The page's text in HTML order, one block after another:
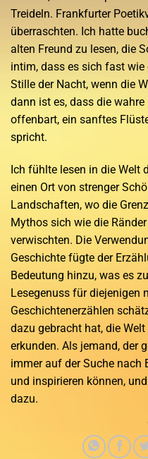
Treideln. Frankfurter
überraschten. Ich hatte
alten Freund zu lesen, die
intim, dass es sich fast
Stille der Nacht, wenn die
dann ist es, dass die
offenbart, ein sanftes
spricht.
Ich fühlte lesen in die Welt
einen Ort von strenger
Landschaften, wo die
Mythos sich wie die
verwischten. Die
Geschichte fügte der
Bedeutung hinzu, was es
Lesegenuss für diejenigen
Geschichtenerzählen
dazu gebracht hat, die
erkunden. Als jemand, der
immer auf der Suche nach
und inspirieren können,
dazu.